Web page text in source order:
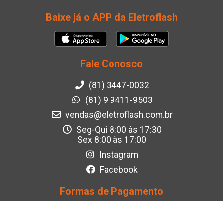
Baixe já o APP da Eletroflash
Fale Conosco
(81) 3447-0032
(81) 9 9411-9503
vendas@eletroflash.com.br
Seg-Qui 8:00 às 17:30
Sex 8:00 às 17:00
Instagram
Facebook
Formas de Pagamento